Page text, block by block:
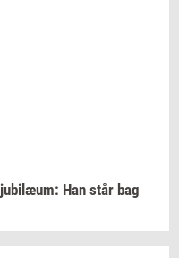
ju­bilæum: Han står bag